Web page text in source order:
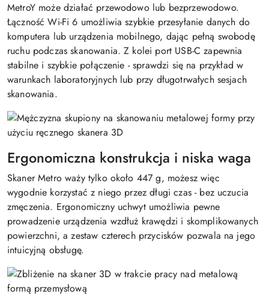
MetroY może działać przewodowo lub bezprzewodowo.
Łączność Wi-Fi 6 umożliwia szybkie przesyłanie danych do
komputera lub urządzenia mobilnego, dając pełną swobodę
ruchu podczas skanowania. Z kolei port USB-C zapewnia
stabilne i szybkie połączenie - sprawdzi się na przykład w
warunkach laboratoryjnych lub przy długotrwałych sesjach
skanowania.
Ergonomiczna konstrukcja i niska waga
Skaner Metro waży tylko około 447 g, możesz więc
wygodnie korzystać z niego przez długi czas - bez uczucia
zmęczenia. Ergonomiczny uchwyt umożliwia pewne
prowadzenie urządzenia wzdłuż krawędzi i skomplikowanych
powierzchni, a zestaw czterech przycisków pozwala na jego
intuicyjną obsługę.